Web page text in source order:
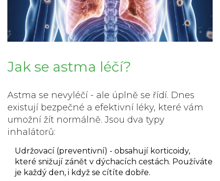
Jak se astma léčí?
Astma se nevyléčí - ale úplně se řídí. Dnes
existují bezpečné a efektivní léky, které vám
umožní žít normálně. Jsou dva typy
inhalátorů:
Udržovací (preventivní) - obsahují korticoidy,
které snižují zánět v dýchacích cestách. Používáte
je každý den, i když se cítíte dobře.